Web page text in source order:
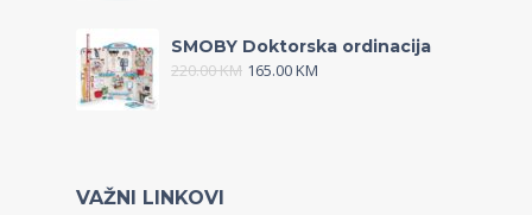
SMOBY Doktorska ordinacija
220.00KM 165.00KM
VAŽNI LINKOVI